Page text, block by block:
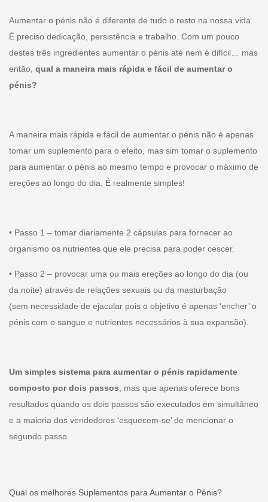
Aumentar o pénis não é diferente de tudo o resto na nossa vida.
É preciso dedicação, persistência e trabalho. Com um pouco
destes três ingredientes aumentar o pénis até nem é difícil… mas
então, qual a maneira mais rápida e fácil de aumentar o
pénis?
A maneira mais rápida e fácil de aumentar o pénis não é apenas
tomar um suplemento para o efeito, mas sim tomar o suplemento
para aumentar o pénis ao mesmo tempo e provocar o máximo de
ereções ao longo do dia. É realmente simples!
• Passo 1 – tomar diariamente 2 cápsulas para fornecer ao
organismo os nutrientes que ele precisa para poder cescer.
• Passo 2 – provocar uma ou mais ereções ao longo do dia (ou
da noite) através de relações sexuais ou da masturbação
(sem necessidade de ejacular pois o objetivo é apenas ‘encher’ o
pénis com o sangue e nutrientes necessários à sua expansão).
Um simples sistema para aumentar o pénis rapidamente
composto por dois passos , mas que apenas oferece bons
resultados quando os dois passos são executados em simultâneo
e a maioria dos vendedores ‘esquecem-se’ de mencionar o
segundo passo.
Qual os melhores Suplementos para Aumentar o Pénis?